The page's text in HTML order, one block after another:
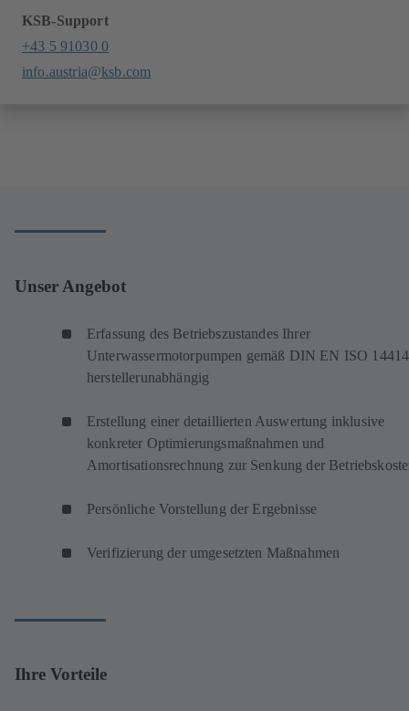
KSB-Support
+43 5 91030 0
info.austria@ksb.com
Unser Angebot
Erfassung des Betriebszustandes Ihrer
Unterwassermotorpumpen gemäß DIN EN ISO
herstellerunabhängig
Erstellung einer detaillierten Auswertung inklusive
konkreter Optimierungsmaßnahmen und
Amortisationsrechnung zur Senkung der
Persönliche Vorstellung der Ergebnisse
Verifizierung der umgesetzten Maßnahmen
Ihre Vorteile